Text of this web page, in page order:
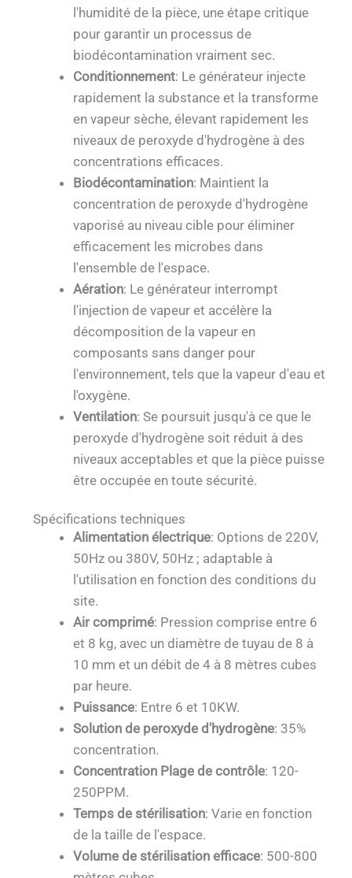
l'humidité de la pièce, une étape critique
pour garantir un processus de
biodécontamination vraiment sec.
Conditionnement: Le générateur injecte
rapidement la substance et la transforme
en vapeur sèche, élevant rapidement les
niveaux de peroxyde d'hydrogène à des
concentrations efficaces.
Biodécontamination: Maintient la
concentration de peroxyde d'hydrogène
vaporisé au niveau cible pour éliminer
efficacement les microbes dans
l'ensemble de l'espace.
Aération: Le générateur interrompt
l'injection de vapeur et accélère la
décomposition de la vapeur en
composants sans danger pour
l'environnement, tels que la vapeur d'eau et
l'oxygène.
Ventilation: Se poursuit jusqu'à ce que le
peroxyde d'hydrogène soit réduit à des
niveaux acceptables et que la pièce puisse
être occupée en toute sécurité.
Spécifications techniques
Alimentation électrique: Options de 220V,
50Hz ou 380V, 50Hz ; adaptable à
l'utilisation en fonction des conditions du
site.
Air comprimé: Pression comprise entre 6
et 8 kg, avec un diamètre de tuyau de 8 à
10 mm et un débit de 4 à 8 mètres cubes
par heure.
Puissance: Entre 6 et 10KW.
Solution de peroxyde d'hydrogène: 35%
concentration.
Concentration Plage de contrôle: 120-
250PPM.
Temps de stérilisation: Varie en fonction
de la taille de l'espace.
Volume de stérilisation efficace: 500-800